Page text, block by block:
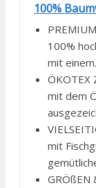
100%
100%
mit
ÖKOTEX
mit dem
mit
GRÖßEN